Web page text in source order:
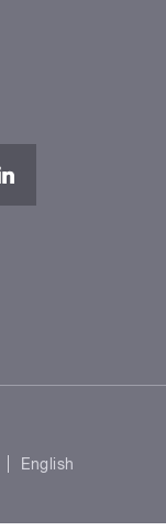
English